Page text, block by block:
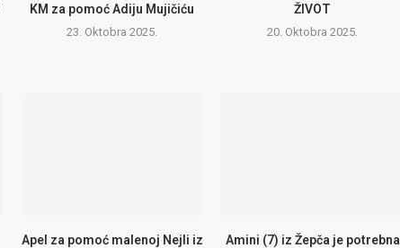
KM za pomoć Adiju Mujičiću
23. Oktobra 2025.
ŽIVOT
20. Oktobra 2025.
Apel za pomoć malenoj Nejli iz
Amini (7) iz Žepča je potrebna